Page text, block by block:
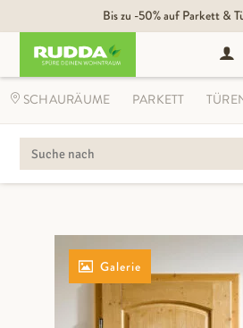
Bis zu -50% auf Parkett &
SEARCH
FOR:
SCHAURÄUME PARKETT
Galerie